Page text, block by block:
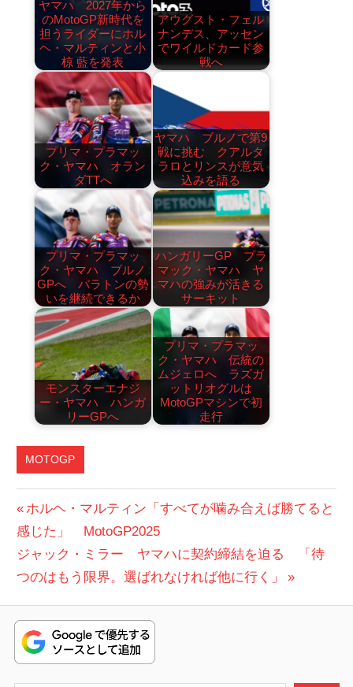
ヤマハ 2027年から
のMotoGP新時代を
担うライダーにホル
ヘ・マルティンと小
椋 藍を発表
アウグスト・フェル
ナンデス、アッセン
でワイルドカード参
戦へ
プリマ・プラマッ
ク・ヤマハ オラン
ダTTへ
ヤマハ ブルノで第9
戦に挑む クアルタ
ラロとリンスが意気
込みを語る
プリマ・プラマッ
ク・ヤマハ ブルノ
GPへ バラトンの勢
いを継続できるか
ハンガリーGP プラ
マック・ヤマハ ヤ
マハの強みが活きる
サーキット
モンスターエナジ
ー・ヤマハ ハンガ
リーGPへ
プリマ・プラマッ
ク・ヤマハ 伝統の
ムジェロへ ラズガ
ットリオグルは
MotoGPマシンで初
走行
MOTOGP
投
稿
ナ
ビ
ゲ
ー
前
の
投
稿:
ホルヘ・マルティン「すべてが噛み合えば勝てると
感じた」 MotoGP2025
次
の
稿:
ジャック・ミラー ヤマハに契約締結を迫る 「待
つのはもう限界。選ばれなければ他に行く」